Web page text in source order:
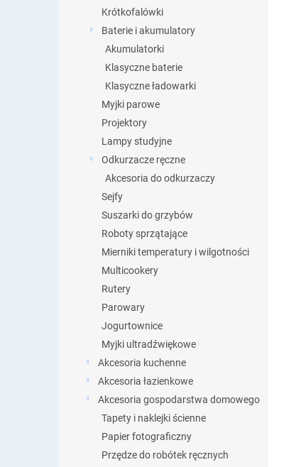
Krótkofalówki
Baterie i akumulatory
Akumulatorki
Klasyczne baterie
Klasyczne ładowarki
Myjki parowe
Projektory
Lampy studyjne
Odkurzacze ręczne
Akcesoria do odkurzaczy
Sejfy
Suszarki do grzybów
Roboty sprzątające
Mierniki temperatury i wilgotności
Multicookery
Rutery
Parowary
Jogurtownice
Myjki ultradźwiękowe
Akcesoria kuchenne
Akcesoria łazienkowe
Akcesoria gospodarstwa domowego
Tapety i naklejki ścienne
Papier fotograficzny
Przędze do robótek ręcznych